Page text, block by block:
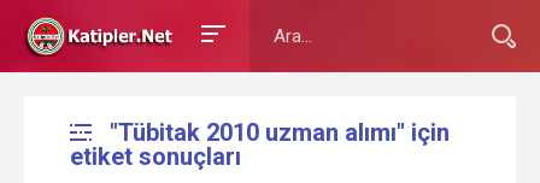
"Tübitak 2010 uzman alımı" için
etiket sonuçları